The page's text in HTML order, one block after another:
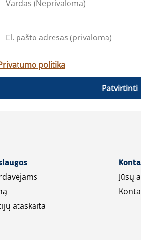
politika
Patvirtinti
ataskaita
Jūsų